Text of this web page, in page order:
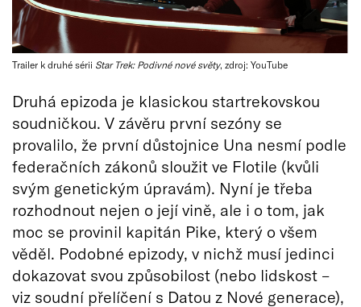
Trailer k druhé sérii Star Trek: Podivné nové světy, zdroj: YouTube
Druhá epizoda je klasickou startrekovskou
soudničkou. V závěru první sezóny se
provalilo, že první důstojnice Una nesmí podle
federačních zákonů sloužit ve Flotile (kvůli
svým genetickým úpravám). Nyní je třeba
rozhodnout nejen o její vině, ale i o tom, jak
moc se provinil kapitán Pike, který o všem
věděl. Podobné epizody, v nichž musí jedinci
dokazovat svou způsobilost (nebo lidskost –
viz soudní přelíčení s Datou z Nové generace),